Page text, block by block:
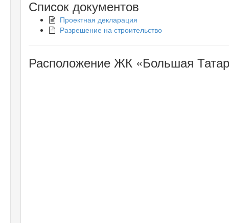
Список документов
Проектная декларация
Разрешение на строительство
Расположение ЖК «Большая